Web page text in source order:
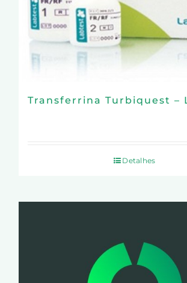
Transferrina Turbiquest –
Detalhes